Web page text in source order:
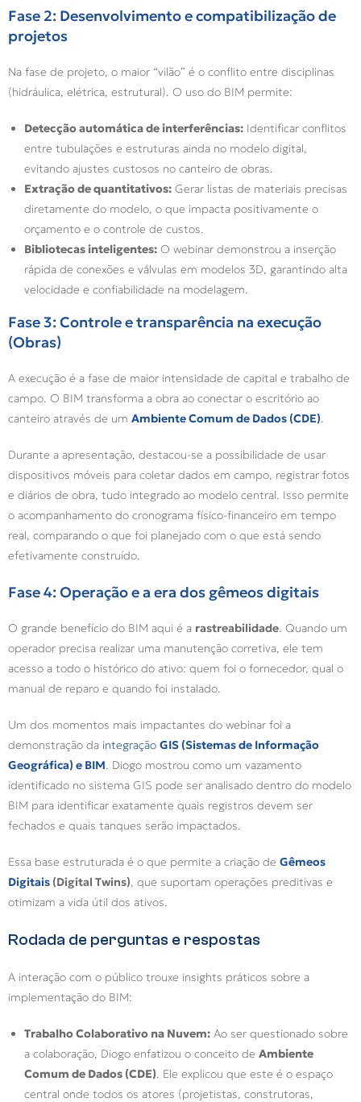
Fase 2: Desenvolvimento e compatibilização de
projetos
Na fase de projeto, o maior “vilão” é o conflito entre disciplinas
(hidráulica, elétrica, estrutural). O uso do BIM permite:
Detecção automática de interferências: Identificar conflitos
entre tubulações e estruturas ainda no modelo digital,
evitando ajustes custosos no canteiro de obras.
Extração de quantitativos: Gerar listas de materiais precisas
diretamente do modelo, o que impacta positivamente o
orçamento e o controle de custos.
Bibliotecas inteligentes: O webinar demonstrou a inserção
rápida de conexões e válvulas em modelos 3D, garantindo alta
velocidade e confiabilidade na modelagem.
Fase 3: Controle e transparência na execução
(Obras)
A execução é a fase de maior intensidade de capital e trabalho de
campo. O BIM transforma a obra ao conectar o escritório ao
canteiro através de um Ambiente Comum de Dados (CDE)
Durante a apresentação, destacou-se a possibilidade de usar
dispositivos móveis para coletar dados em campo, registrar fotos
e diários de obra, tudo integrado ao modelo central. Isso permite
o acompanhamento do cronograma físico-financeiro em tempo
real, comparando o que foi planejado com o que está sendo
efetivamente construído.
Fase 4: Operação e a era dos gêmeos digitais
O grande benefício do BIM aqui é a rastreabilidade . Quando um
operador precisa realizar uma manutenção corretiva, ele tem
acesso a todo o histórico do ativo: quem foi o fornecedor, qual o
manual de reparo e quando foi instalado.
Um dos momentos mais impactantes do webinar foi a
demonstração da integração GIS (Sistemas de Informação
Geográfica) e BIM . Diogo mostrou como um vazamento
identificado no sistema GIS pode ser analisado dentro do modelo
BIM para identificar exatamente quais registros devem ser
fechados e quais tanques serão impactados.
Essa base estruturada é o que permite a criação de Gêmeos
Digitais (Digital Twins) , que suportam operações preditivas e
otimizam a vida útil dos ativos.
Rodada de perguntas e respostas
A interação com o público trouxe insights práticos sobre a
implementação do BIM:
Trabalho Colaborativo na Nuvem: Ao ser questionado sobre
a colaboração, Diogo enfatizou o conceito de Ambiente
Comum de Dados (CDE) . Ele explicou que este é o espaço
central onde todos os atores (projetistas, construtoras,